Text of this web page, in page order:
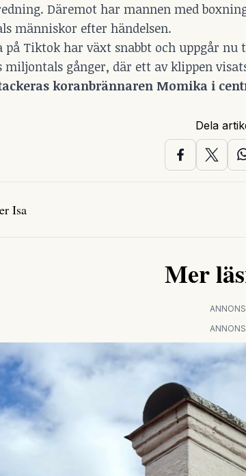
Däremot har mannen med
människor efter händelsen.
på Tiktok har växt snabbt och uppgår nu
miljontals gånger, där ett av klippen
koranbrännaren Momika i
Dela
Isa
Mer
ANNONS
ANNONS